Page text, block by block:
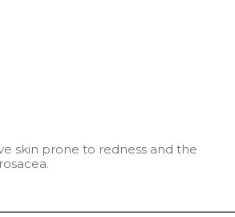
skin prone to redness and the